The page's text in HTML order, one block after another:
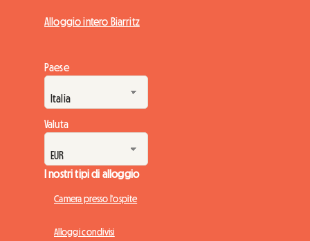
Alloggio intero Biarritz
Paese
Valuta
I nostri tipi di alloggio
Camera presso l'ospite
Alloggi condivisi